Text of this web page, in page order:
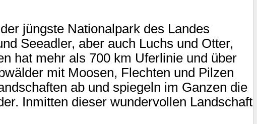
jüngste Nationalpark des Landes
Seeadler, aber auch Luchs und Otter,
hat mehr als 700 km Uferlinie und über
mit Moosen, Flechten und Pilzen
ab und spiegeln im Ganzen die
Inmitten dieser wundervollen Landschaft